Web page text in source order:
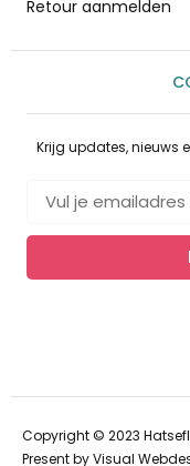
Retour aanmelden
Krijg updates, nieuws
Copyright © 2023
Present byVisual